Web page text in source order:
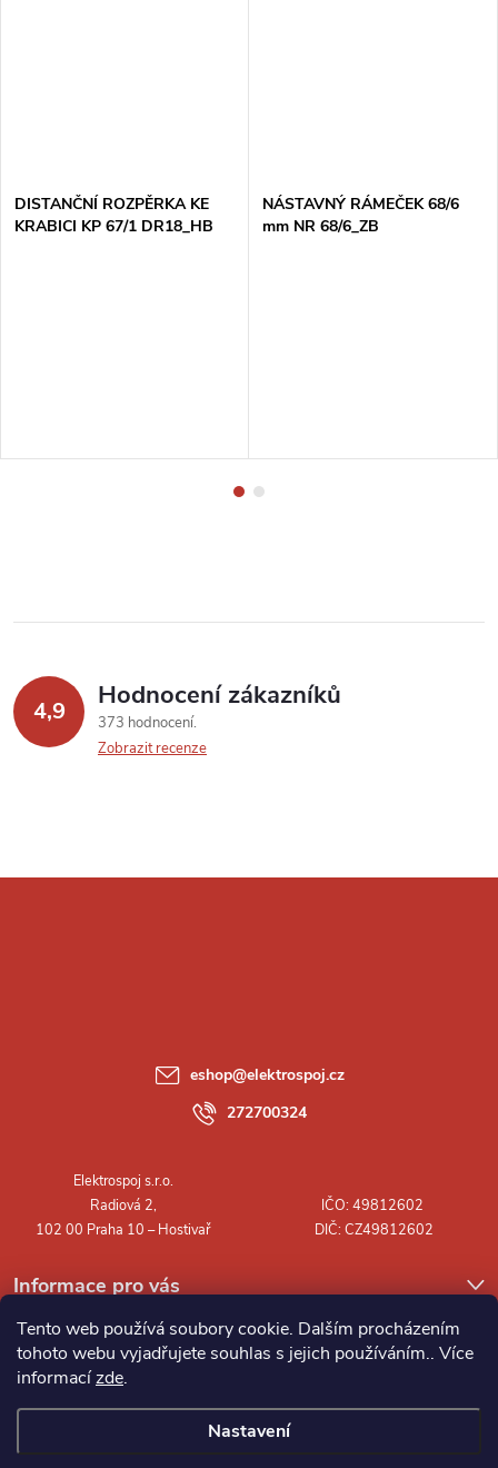
Tento web používá soubory cookie. Dalším procházením
tohoto webu vyjadřujete souhlas s jejich používáním.. Více
informacízde.
Nastavení
DISTANČNÍ ROZPĚRKA KE
KRABICI KP 67/1 DR18_HB
NÁSTAVNÝ RÁMEČEK 68/6
mm NR 68/6_ZB
4,9 Hodnocení zákazníků
373 hodnocení
Zobrazit recenze
Informace pro vás
eshop@elektrospoj.cz
272700324